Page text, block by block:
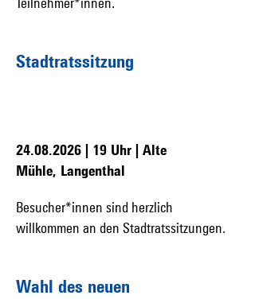
Stadtratssitzung
24.08.2026 | 19 Uhr | Alte
Mühle, Langenthal
Besucher*innen sind herzlich
willkommen an den Stadtratssitzungen.
Wahl des neuen